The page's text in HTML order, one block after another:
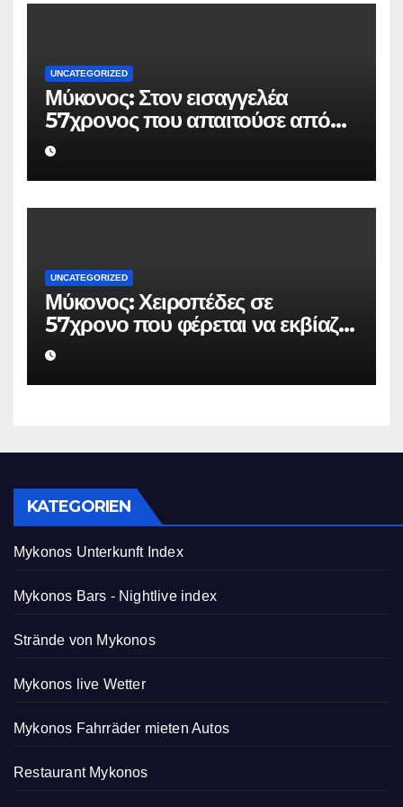
UNCATEGORIZED
Μύκονος: Στον εισαγγελέα
57χρονος που απαιτούσε από
επιχειρηματία 80.000 ευρώ για
να μην κάνει καταγγελίες σε
βάρος του
UNCATEGORIZED
Μύκονος: Χειροπέδες σε
57χρονο που φέρεται να εκβίαζε
επιχείρηση για να «θάψει»
ψευδείς καταγγελίες – Η παγίδα
που του έστησε η ΕΛ.ΑΣ.
KATEGORIEN
Mykonos Unterkunft Index
Mykonos Bars - Nightlive index
Strände von Mykonos
Mykonos live Wetter
Mykonos Fahrräder mieten Autos
Restaurant Mykonos